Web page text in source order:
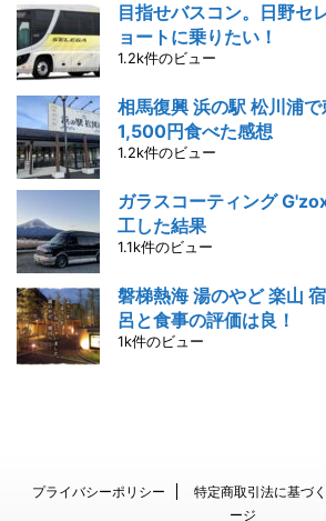
目指せバスコン。日野セ
ョートに乗りたい！
1.2k件のビュー
相馬復興 浜の駅 松川浦
1,500円食べた感想
1.2k件のビュー
ガラスコーティング
工した結果
1.1k件のビュー
磐梯熱海 湯のやど 楽山
呂と食事の評価は良！
1k件のビュー
プライバシーポリシー 特定商取引法に基づ
ージ